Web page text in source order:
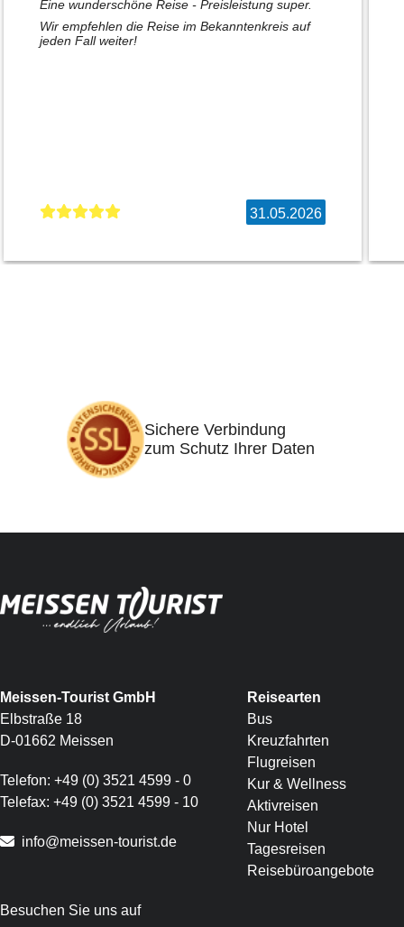
Eine wunderschöne Reise - Preisleistung super.
Wir empfehlen die Reise im Bekanntenkreis auf
jeden Fall weiter!
31.05.2026
Sichere Verbindung
zum Schutz Ihrer Daten
Meissen-Tourist GmbH
Elbstraße 18
D-01662 Meissen
Telefon: +49 (0) 3521 4599 - 0
Telefax: +49 (0) 3521 4599 - 10
info@meissen-tourist.de
Reisearten
Bus
Kreuzfahrten
Flugreisen
Kur & Wellness
Aktivreisen
Nur Hotel
Tagesreisen
Reisebüroangebote
Besuchen Sie uns auf